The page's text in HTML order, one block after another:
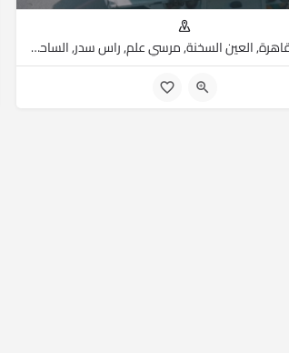
الموقع: القاهرة, العين السخنة, مرسي علم, راس سدر, الساحل الشمالي, العبور, جنوب سيناء, البحر الأحمر, مرسى مطروح